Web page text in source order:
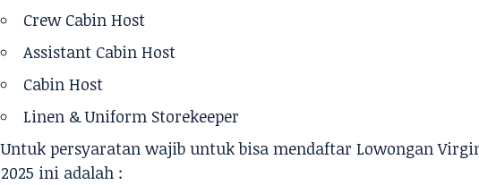
Crew Cabin Host
Assistant Cabin Host
Cabin Host
Linen & Uniform Storekeeper
Untuk persyaratan wajib untuk bisa mendaftar Lowongan
2025 ini adalah :